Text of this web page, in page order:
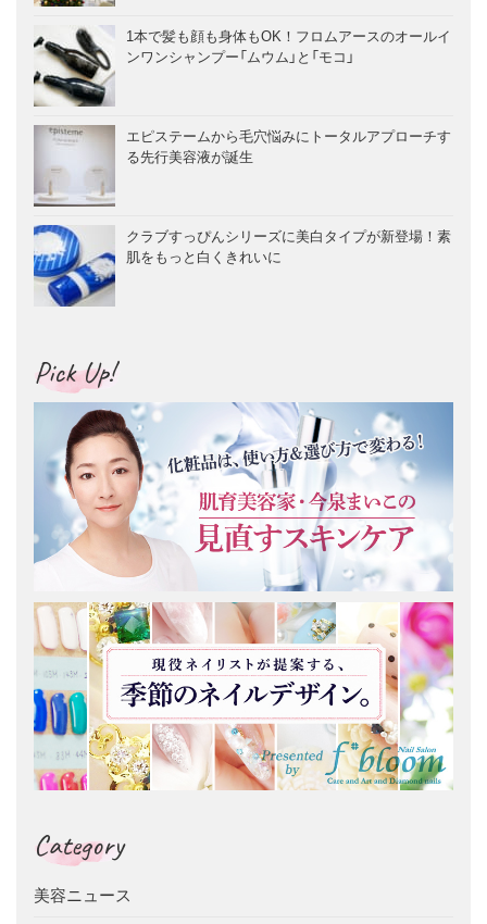
1本で髪も顔も身体もOK！フロムアースのオールイ
ンワンシャンプー「ムウム」と「モコ」
エピステームから毛穴悩みにトータルアプローチす
る先行美容液が誕生
クラブすっぴんシリーズに美白タイプが新登場！素
肌をもっと白くきれいに
Pick Up!
Category
美容ニュース